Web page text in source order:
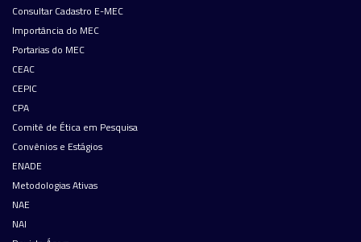
Consultar Cadastro E-MEC
Importância do MEC
Portarias do MEC
CEAC
CEPIC
CPA
Comitê de Ética em Pesquisa
Convênios e Estágios
ENADE
Metodologias Ativas
NAE
NAI